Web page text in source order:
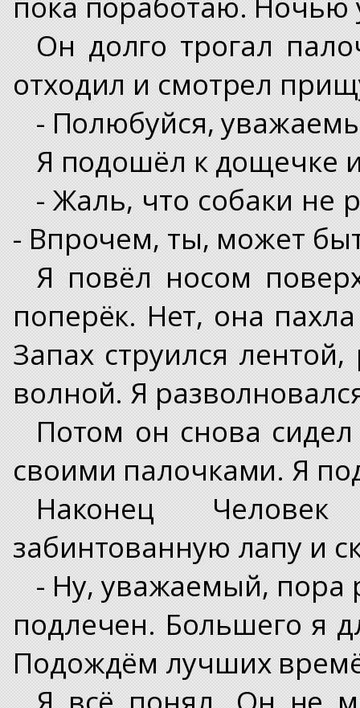
Он долго трогал
отходил и смотрел
- Полюбуйся,
Я подошёл к дощечке
- Жаль, что собаки не
- Впрочем, ты, может
Я повёл носом
поперёк. Нет, она
Запах струился
волной. Я
Потом он снова
своими палочками. Я
Наконец
забинтованную лапу и
- Ну, уважаемый, пора
подлечен. Большего я
Подождём лучших